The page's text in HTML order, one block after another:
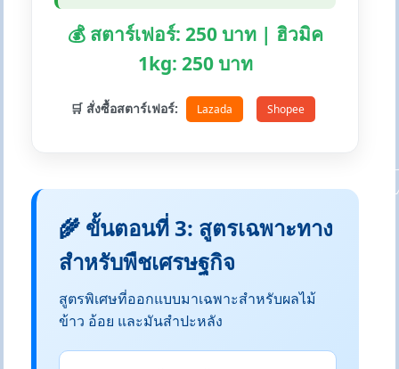
💰 สตาร์เฟอร์: 250 บาท | ฮิวมิค
1kg: 250 บาท
🛒 สั่งซื้อสตาร์เฟอร์: Lazada Shopee
🌾 ขั้นตอนที่ 3: สูตรเฉพาะทาง
สำหรับพืชเศรษฐกิจ
สูตรพิเศษที่ออกแบบมาเฉพาะสำหรับผลไม้
ข้าว อ้อย และมันสำปะหลัง